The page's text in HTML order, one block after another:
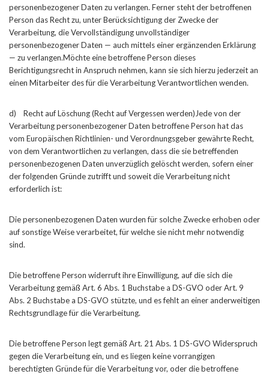
personenbezogener Daten zu verlangen. Ferner steht der betroffenen
Person das Recht zu, unter Berücksichtigung der Zwecke der
Verarbeitung, die Vervollständigung unvollständiger
personenbezogener Daten — auch mittels einer ergänzenden Erklärung
— zu verlangen.Möchte eine betroffene Person dieses
Berichtigungsrecht in Anspruch nehmen, kann sie sich hierzu jederzeit an
einen Mitarbeiter des für die Verarbeitung Verantwortlichen wenden.
d) Recht auf Löschung (Recht auf Vergessen werden)Jede von der
Verarbeitung personenbezogener Daten betroffene Person hat das
vom Europäischen Richtlinien- und Verordnungsgeber gewährte Recht,
von dem Verantwortlichen zu verlangen, dass die sie betreffenden
personenbezogenen Daten unverzüglich gelöscht werden, sofern einer
der folgenden Gründe zutrifft und soweit die Verarbeitung nicht
erforderlich ist:
Die personenbezogenen Daten wurden für solche Zwecke erhoben oder
auf sonstige Weise verarbeitet, für welche sie nicht mehr notwendig
sind.
Die betroffene Person widerruft ihre Einwilligung, auf die sich die
Verarbeitung gemäß Art. 6 Abs. 1 Buchstabe a DS-GVO oder Art. 9
Abs. 2 Buchstabe a DS-GVO stützte, und es fehlt an einer anderweitigen
Rechtsgrundlage für die Verarbeitung.
Die betroffene Person legt gemäß Art. 21 Abs. 1 DS-GVO Widerspruch
gegen die Verarbeitung ein, und es liegen keine vorrangigen
berechtigten Gründe für die Verarbeitung vor, oder die betroffene